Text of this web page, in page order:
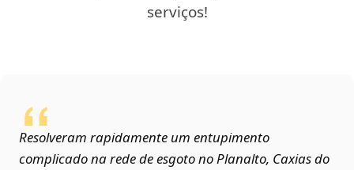
serviços!
Resolveram rapidamente um entupimento
complicado na rede de esgoto no Planalto, Caxias do